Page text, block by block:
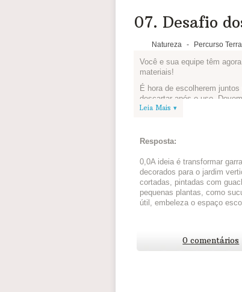
07. Desafio
Natureza - Percurso Terra
Você e sua equipe têm
materiais!
É hora de escolherem
descartar após o uso.
nova finalidade para ele.
Recicloteca
Toodo Eco
Gecko Stickers
novo produto, expliquem
Novidades da Equipe, em
Leia Mais ▾
Resposta:
0,0A ideia é transformar
decorados para o jardim
cortadas, pintadas com
pequenas plantas, como
útil, embeleza o espaço
0 comentários